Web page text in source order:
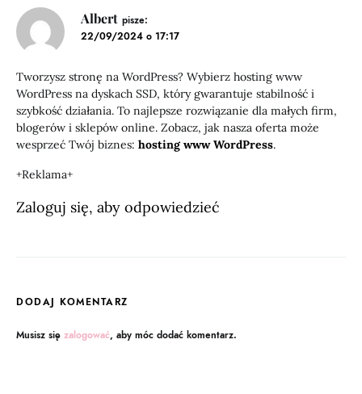
Albert pisze:
22/09/2024 o 17:17
Tworzysz stronę na WordPress? Wybierz hosting www
WordPress na dyskach SSD, który gwarantuje stabilność i
szybkość działania. To najlepsze rozwiązanie dla małych firm,
blogerów i sklepów online. Zobacz, jak nasza oferta może
wesprzeć Twój biznes: hosting www WordPress.
+Reklama+
Zaloguj się, aby odpowiedzieć
DODAJ KOMENTARZ
Musisz się zalogować, aby móc dodać komentarz.